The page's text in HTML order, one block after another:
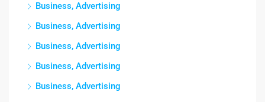
Business, Advertising
Business, Advertising
Business, Advertising
Business, Advertising
Business, Advertising